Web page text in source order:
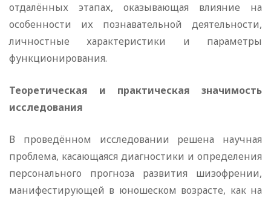
отдалённых этапах, оказывающая влияние на
особенности их познавательной деятельности,
личностные характеристики и параметры
функционирования.
Теоретическая и практическая значимость
исследования
В проведённом исследовании решена научная
проблема, касающаяся диагностики и определения
персонального прогноза развития шизофрении,
манифестирующей в юношеском возрасте, как на